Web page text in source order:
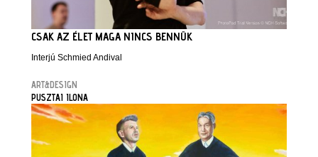
CSAK AZ ÉLET MAGA NINCS BENNÜK
Interjú Schmied Andival
ART&DESIGN
PUSZTAI ILONA